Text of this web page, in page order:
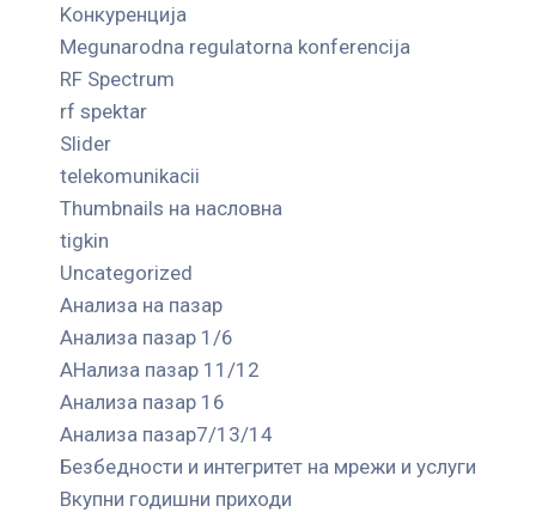
Kонкуренција
Megunarodna regulatorna konferencija
RF Spectrum
rf spektar
Slider
telekomunikacii
Thumbnails на насловна
tigkin
Uncategorized
Анализа на пазар
Анализа пазар 1/6
АНализа пазар 11/12
Анализа пазар 16
Анализа пазар7/13/14
Безбедности и интегритет на мрежи и услуги
Вкупни годишни приходи